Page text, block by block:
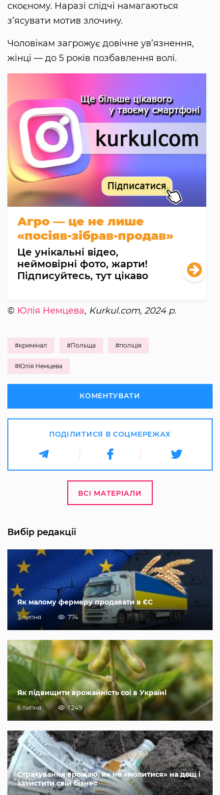
скоєному. Наразі слідчі намагаються
з’ясувати мотив злочину.
Чоловікам загрожує довічне ув’язнення,
жінці — до 5 років позбавлення волі.
Агро — це не лише
«посіяв-зібрав-продав»
Це унікальні відео,
неймовірні фото, жарти!
Підписуйтесь, тут цікаво
© Юлія Немцева, Kurkul.com, 2024 р.
#кримінал #Польща #поліція
#Юлія Немцева
КОМЕНТУВАТИ
ПОДІЛИТИСЯ В СОЦМЕРЕЖАХ
ВСІ МАТЕРІАЛИ
Вибір редакції
Як малому фермеру продавати в ЄС
3 липня 774
Як підвищити врожайність сої в Україні
6 липня 1 249
Страхування врожаю, як не «молитися» на дощ і
захистити свій бізнес